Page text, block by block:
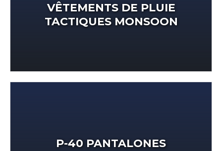
VÊTEMENTS DE PLUIE
TACTIQUES MONSOON
P-40 PANTALONES